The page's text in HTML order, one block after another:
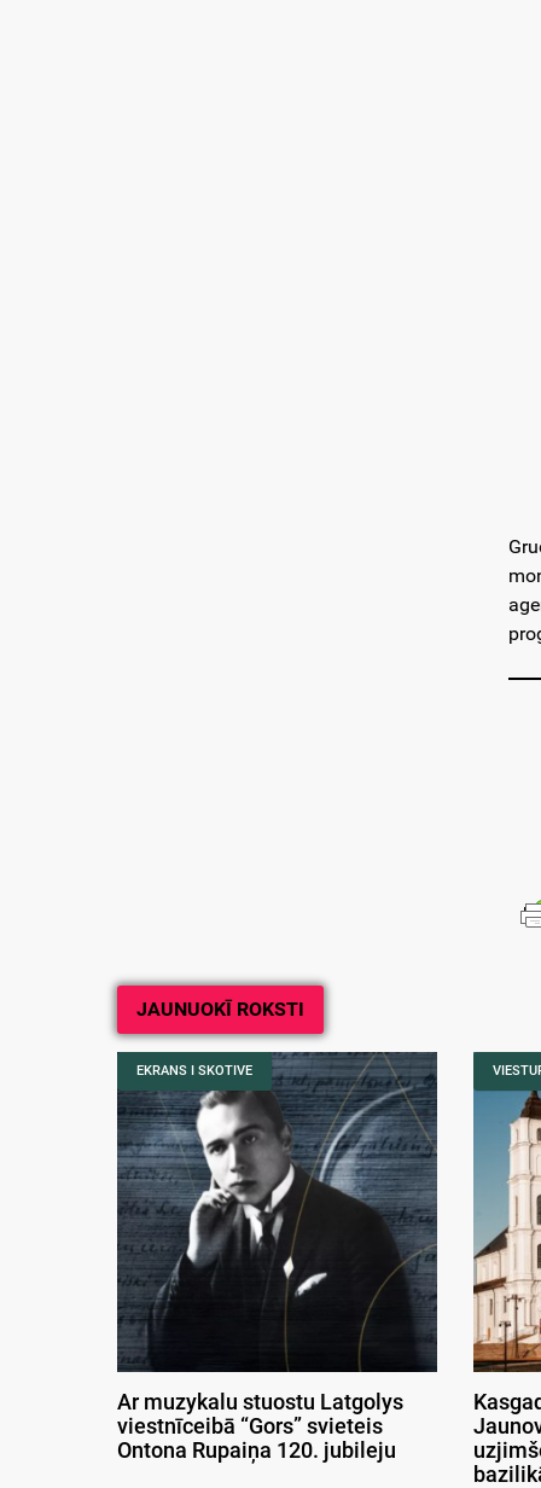
JAUNUOKĪ ROKSTI
EKRANS I SKOTIVE
Ar muzykalu stuostu Latgolys
viestnīceibā “Gors” svieteis
Ontona Rupaiņa 120. jubileju